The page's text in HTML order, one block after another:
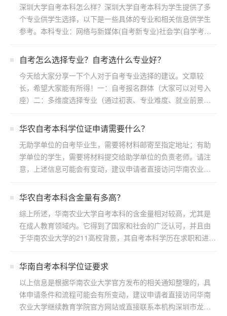
深圳大学自考本科怎么样？深圳大学自考本科为学生提供了多
个专业供学生选择，以下是一些具体的专业和相关信息供学生
参考。本科专业：网络与新媒体(自考新专业)社会学(自学考
自考怎么选择专业？自考选什么专业好？
今天给大家分享一下个人对于自考专业选择的建议。文章较
长，希望大家能有所得！一：自考报名群体（大家可以对号入
座）二：多维度选择专业（通过初衷、专业难度、就业前景方
华农自考本科学位证申请需要什么？
无助学单位的自考毕业生，需要将材料邮寄至指定地址；有助
学单位的学生，需要将材料提交给助学单位的负责老师。请注
意，上述信息可能会有变动，建议申请者直接访问华南农业大
华农自考本科含金量有多高？
综上所述，华南农业大学自考本科的含金量相对较高，尤其是
在成人教育领域内。它得到了国家和社会的广泛认可，并且由
于华南农业大学的211高校背景，其自考本科学历在求职和进一
华南自考本科学位证要求
以上信息是根据华南农业大学官方发布的相关通知整理的，具
体申请条件和流程可能会有所变动，建议申请者直接访问华南
农业大学继续教育学院官方网站或直接联系本机构深圳市龙岗